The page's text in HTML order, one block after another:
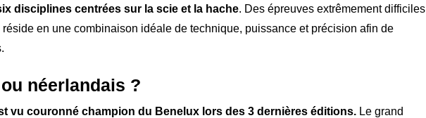
disciplines centrées sur la scie et la hache. Des épreuves extrêmement difficiles
en une combinaison idéale de technique, puissance et précision afin de
néerlandais ?
vu couronné champion du Benelux lors des 3 dernières éditions. Le grand